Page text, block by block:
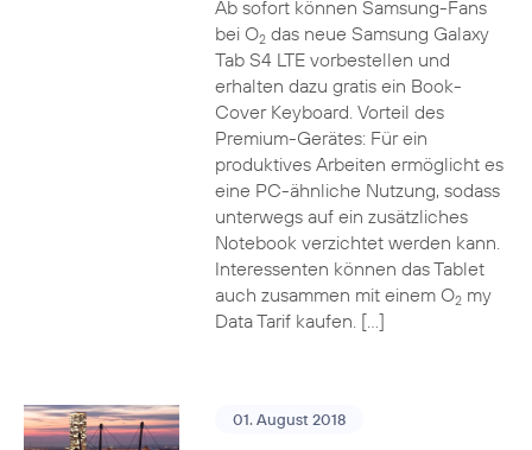
Ab sofort können Samsung-Fans
bei O2das neue Samsung Galaxy
Tab S4 LTE vorbestellen und
erhalten dazu gratis ein Book-
Cover Keyboard. Vorteil des
Premium-Gerätes: Für ein
produktives Arbeiten ermöglicht es
eine PC-ähnliche Nutzung, sodass
unterwegs auf ein zusätzliches
Notebook verzichtet werden kann.
Interessenten können das Tablet
auch zusammen mit einem O2my
Data Tarif kaufen. […]
01. August 2018